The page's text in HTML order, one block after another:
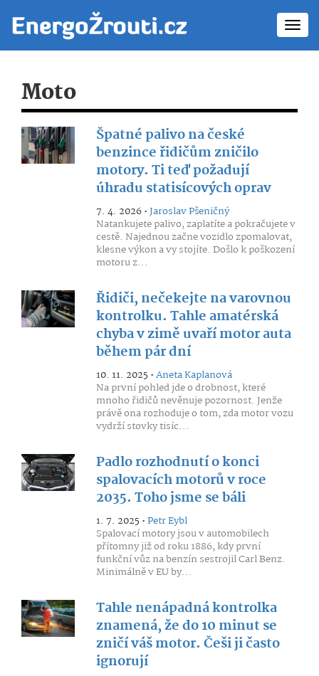
Moto
Špatné palivo na české
benzince řidičům zničilo
motory. Ti teď požadují
úhradu statisícových oprav
7. 4. 2026 •Jaroslav Pšeničný
Natankujete palivo, zaplatíte a pokračujete v
cestě. Najednou začne vozidlo zpomalovat,
klesne výkon a vy stojíte. Došlo k poškození
motoru z...
Řidiči, nečekejte na varovnou
kontrolku. Tahle amatérská
chyba v zimě uvaří motor auta
během pár dní
10. 11. 2025 •Aneta Kaplanová
Na první pohled jde o drobnost, které
mnoho řidičů nevěnuje pozornost. Jenže
právě ona rozhoduje o tom, zda motor vozu
vydrží stovky tisíc...
Padlo rozhodnutí o konci
spalovacích motorů v roce
2035. Toho jsme se báli
1. 7. 2025 •Petr Eybl
Spalovací motory jsou v automobilech
přítomny již od roku 1886, kdy první
funkční vůz na benzín sestrojil Carl Benz.
Minimálně v EU by...
Tahle nenápadná kontrolka
znamená, že do 10 minut se
zničí váš motor. Češi ji často
ignorují